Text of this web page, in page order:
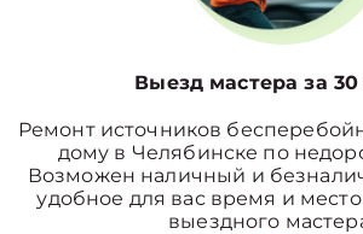
Выезд мастера за
Ремонт источников
дому в Челябинске по
Возможен наличный и
удобное для вас время и
выездного